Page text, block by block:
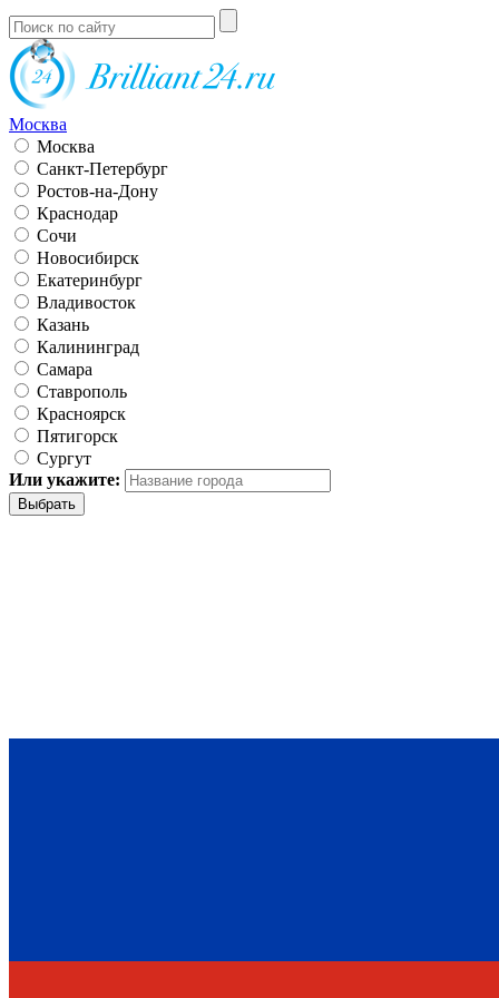
Москва
Москва
Санкт-Петербург
Ростов-на-Дону
Краснодар
Сочи
Новосибирск
Екатеринбург
Владивосток
Казань
Калининград
Самара
Ставрополь
Красноярск
Пятигорск
Сургут
Или укажите: